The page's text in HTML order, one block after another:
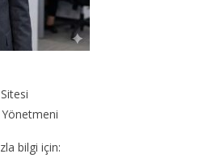
Yönetmeni
bilgi için: